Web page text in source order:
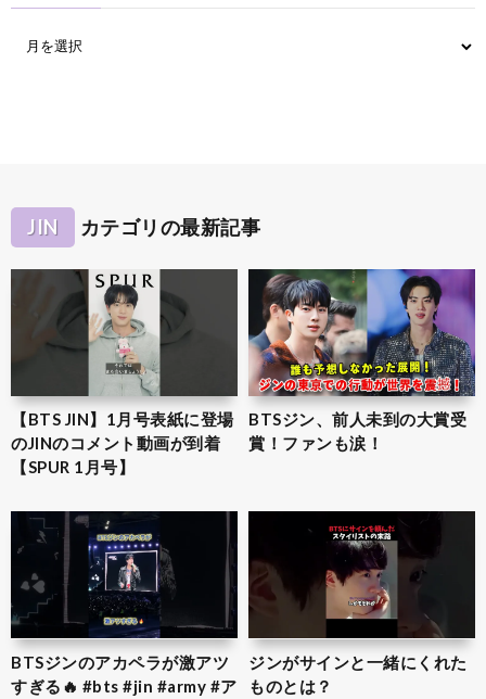
JIN カテゴリの最新記事
【BTS JIN】1月号表紙に登場
のJINのコメント動画が到着
【SPUR 1月号】
BTSジン、前人未到の大賞受
賞！ファンも涙！
BTSジンのアカペラが激アツ
すぎる🔥 #bts #jin #army #ア
ジンがサインと一緒にくれた
ものとは？